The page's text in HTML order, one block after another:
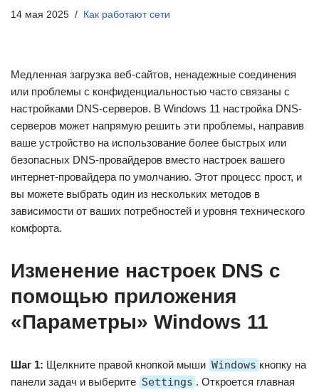
14 мая 2025 Как работают сети
Медленная загрузка веб-сайтов, ненадежные соединения
или проблемы с конфиденциальностью часто связаны с
настройками DNS-серверов. В Windows 11 настройка DNS-
серверов может напрямую решить эти проблемы, направив
ваше устройство на использование более быстрых или
безопасных DNS-провайдеров вместо настроек вашего
интернет-провайдера по умолчанию. Этот процесс прост, и
вы можете выбрать один из нескольких методов в
зависимости от ваших потребностей и уровня технического
комфорта.
Изменение настроек DNS с
помощью приложения
«Параметры» Windows 11
Шаг 1: Щелкните правой кнопкой мыши Windows кнопку на
панели задач и выберите Settings . Откроется главная